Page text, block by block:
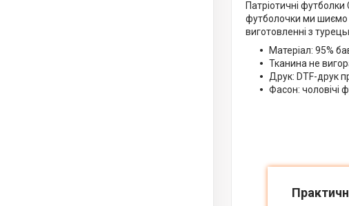
Патріотичні
футболочки ми шиємо
виготовленні з
Матеріал: 95%
Тканина не
Друк: DTF-друк
Фасон: чоловічі